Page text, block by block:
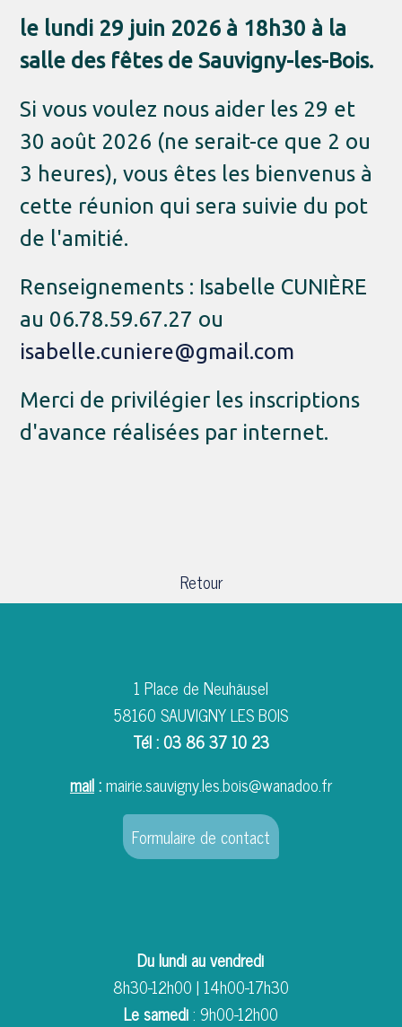
le lundi 29 juin 2026 à 18h30 à la
salle des fêtes de Sauvigny-les-Bois.
Si vous voulez nous aider les 29 et
30 août 2026 (ne serait-ce que 2 ou
3 heures), vous êtes les bienvenus à
cette réunion qui sera suivie du pot
de l'amitié.
Renseignements : Isabelle CUNIÈRE
au 06.78.59.67.27 ou
isabelle.cuniere@gmail.com
Merci de privilégier les inscriptions
d'avance réalisées par internet.
Retour
1 Place de Neuhäusel
58160 SAUVIGNY LES BOIS
Tél : 03 86 37 10 23
mail:mairie.sauvigny.les.bois@wanadoo.fr
Formulaire de contact
Du lundi au vendredi
8h30-12h00 | 14h00-17h30
Le samedi: 9h00-12h00